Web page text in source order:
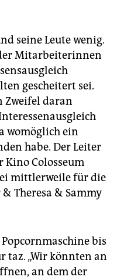
seine Leute wenig.
Mitarbeiterinnen
gescheitert sei.
daran
womöglich ein
habe. Der Leiter
Kino Colosseum
mittlerweile für die
Theresa & Sammy
bis
taz. „Wir könnten an
an dem der